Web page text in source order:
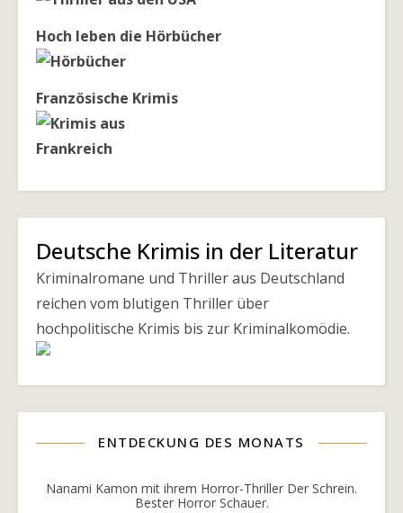
Hoch leben die Hörbücher
Französische Krimis
Deutsche Krimis in der Literatur
Kriminalromane und Thriller aus Deutschland
reichen vom blutigen Thriller über
hochpolitische Krimis bis zur Kriminalkomödie.
ENTDECKUNG DES MONATS
Nanami Kamon mit ihrem Horror-Thriller Der Schrein.
Bester Horror Schauer.